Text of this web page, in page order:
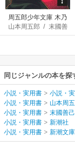
周五郎少年文庫 木乃
伊屋敷の秘密―怪奇
小説集―（新潮文
山本周五郎 / 末國善
己
同じジャンルの本を探
小説・実用書 > 小説・
小説・実用書 > 山本周
小説・実用書 > 末國善己
小説・実用書 > 新潮社
小説・実用書 > 新潮文庫